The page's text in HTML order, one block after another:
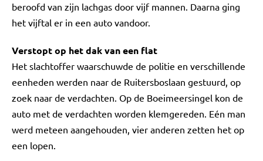
beroofd van zijn lachgas door vijf mannen. Daarna ging
het vijftal er in een auto vandoor.
Verstopt op het dak van een flat
Het slachtoffer waarschuwde de politie en verschillende
eenheden werden naar de Ruitersboslaan gestuurd, op
zoek naar de verdachten. Op de Boeimeersingel kon de
auto met de verdachten worden klemgereden. Eén man
werd meteen aangehouden, vier anderen zetten het op
een lopen.